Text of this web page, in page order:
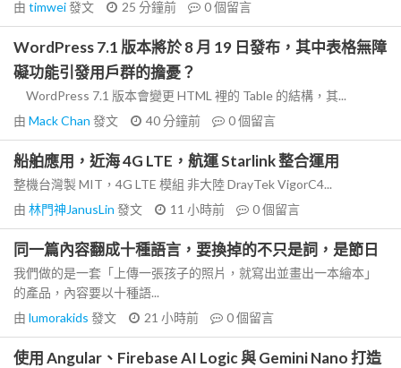
由 timwei發文 25 分鐘前 0個留言
WordPress 7.1 版本將於 8 月 19 日發布，其中表格無障
礙功能引發用戶群的擔憂？
WordPress 7.1 版本會變更 HTML 裡的 Table 的結構，其...
由 Mack Chan 發文 40 分鐘前 0個留言
船舶應用，近海 4G LTE，航運 Starlink 整合運用
整機台灣製 MIT，4G LTE 模組 非大陸 DrayTek VigorC4...
由 林門神JanusLin 發文 11 小時前 0個留言
同一篇內容翻成十種語言，要換掉的不只是詞，是節日
我們做的是一套「上傳一張孩子的照片，就寫出並畫出一本繪本」
的產品，內容要以十種語...
由 lumorakids 發文 21 小時前 0個留言
使用 Angular、Firebase AI Logic 與 Gemini Nano 打造